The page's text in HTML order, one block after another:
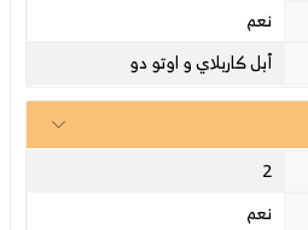
نعم
أبل كاربلاي و اوتو دو
2
نعم